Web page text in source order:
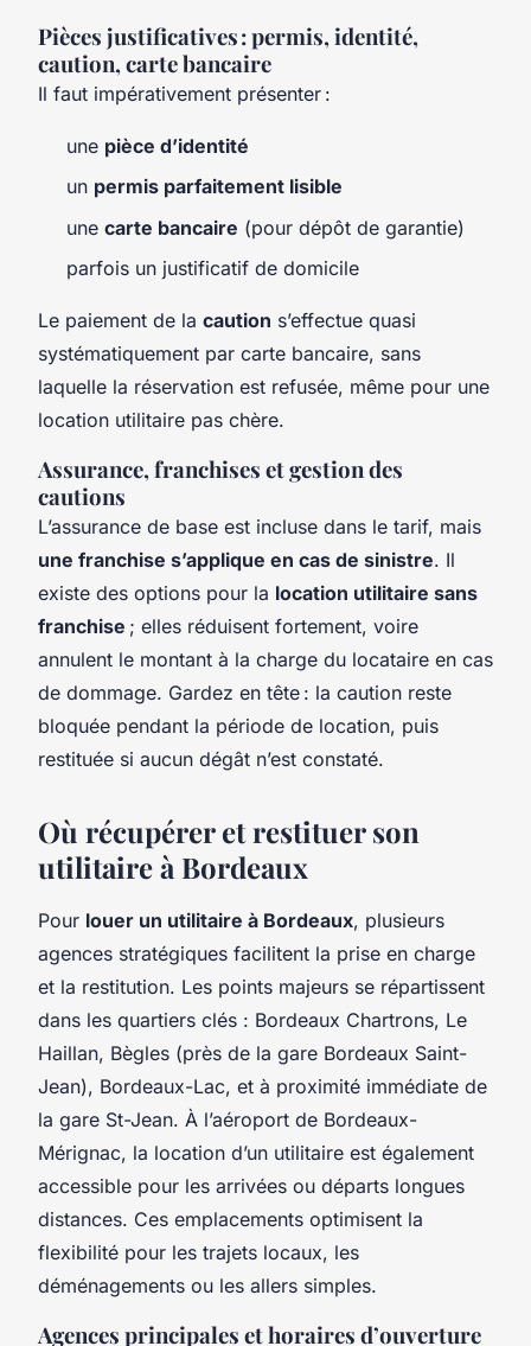
Pièces justificatives : permis, identité,
caution, carte bancaire
Il faut impérativement présenter :
une pièce d’identité
un permis parfaitement lisible
une carte bancaire (pour dépôt de garantie)
parfois un justificatif de domicile
Le paiement de la caution s’effectue quasi
systématiquement par carte bancaire, sans
laquelle la réservation est refusée, même pour une
location utilitaire pas chère.
Assurance, franchises et gestion des
cautions
L’assurance de base est incluse dans le tarif, mais
une franchise s’applique en cas de sinistre. Il
existe des options pour la location utilitaire sans
franchise ; elles réduisent fortement, voire
annulent le montant à la charge du locataire en cas
de dommage. Gardez en tête : la caution reste
bloquée pendant la période de location, puis
restituée si aucun dégât n’est constaté.
Où récupérer et restituer son
utilitaire à Bordeaux
Pour louer un utilitaire à Bordeaux, plusieurs
agences stratégiques facilitent la prise en charge
et la restitution. Les points majeurs se répartissent
dans les quartiers clés : Bordeaux Chartrons, Le
Haillan, Bègles (près de la gare Bordeaux Saint-
Jean), Bordeaux-Lac, et à proximité immédiate de
la gare St-Jean. À l’aéroport de Bordeaux-
Mérignac, la location d’un utilitaire est également
accessible pour les arrivées ou départs longues
distances. Ces emplacements optimisent la
flexibilité pour les trajets locaux, les
déménagements ou les allers simples.
Agences principales et horaires d’ouverture